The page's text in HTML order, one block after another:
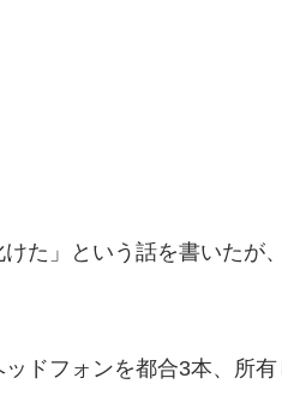
た」という話を書いたが
ドフォンを都合3本、所有